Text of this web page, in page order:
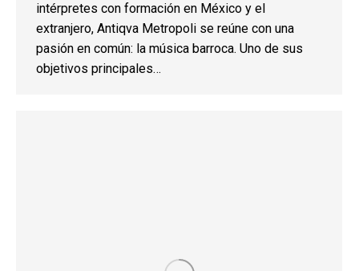
intérpretes con formación en México y el
extranjero, Antiqva Metropoli se reúne con una
pasión en común: la música barroca. Uno de sus
objetivos principales…